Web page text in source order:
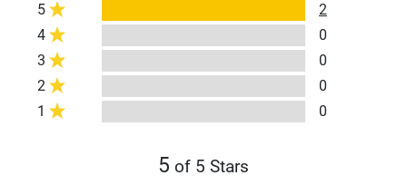
5
2
4
0
3
0
2
0
1
0
5 of 5 Stars